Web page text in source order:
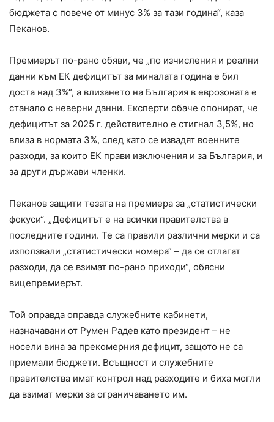
бюджета с повече от минус 3% за тази година“, каза
Пеканов.
Премиерът по-рано обяви, че „по изчисления и реални
данни към ЕК дефицитът за миналата година е бил
доста над 3%“, а влизането на България в еврозоната е
станало с неверни данни. Експерти обаче опонират, че
дефицитът за 2025 г. действително е стигнал 3,5%, но
влиза в нормата 3%, след като се извадят военните
разходи, за които ЕК прави изключения и за България, и
за други държави членки.
Пеканов защити тезата на премиера за „статистически
фокуси“. „Дефицитът е на всички правителства в
последните години. Те са правили различни мерки и са
използвали „статистически номера“ – да се отлагат
разходи, да се взимат по-рано приходи“, обясни
вицепремиерът.
Той оправда оправда служебните кабинети,
назначавани от Румен Радев като президент – не
носели вина за прекомерния дефицит, защото не са
приемали бюджети. Всъщност и служебните
правителства имат контрол над разходите и биха могли
да взимат мерки за ограничаването им.